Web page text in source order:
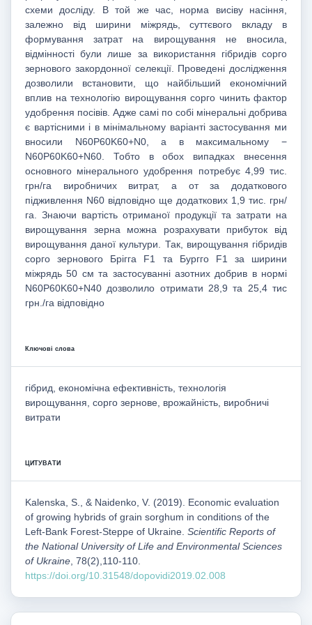
схеми досліду. В той же час, норма висіву насіння,
залежно від ширини міжрядь, суттєвого вкладу в
формування затрат на вирощування не вносила,
відмінності були лише за використання гібридів сорго
зернового закордонної селекції. Проведені дослідження
дозволили встановити, що найбільший економічний
вплив на технологію вирощування сорго чинить фактор
удобрення посівів. Адже самі по собі мінеральні добрива
є вартісними і в мінімальному варіанті застосування ми
вносили N60P60K60+N0, а в максимальному −
N60P60K60+N60. Тобто в обох випадках внесення
основного мінерального удобрення потребує 4,99 тис.
грн/га виробничих витрат, а от за додаткового
підживлення N60 відповідно ще додаткових 1,9 тис. грн/
га. Знаючи вартість отриманої продукції та затрати на
вирощування зерна можна розрахувати прибуток від
вирощування даної культури. Так, вирощування гібридів
сорго зернового Брігга F1 та Бургго F1 за ширини
міжрядь 50 см та застосуванні азотних добрив в нормі
N60P60K60+N40 дозволило отримати 28,9 та 25,4 тис
грн./га відповідно
Ключові слова
гібрид, економічна ефективність, технологія
вирощування, сорго зернове, врожайність, виробничі
витрати
ЦИТУВАТИ
Kalenska, S., & Naidenko, V. (2019). Economic evaluation
of growing hybrids of grain sorghum in conditions of the
Left-Bank Forest-Steppe of Ukraine. Scientific Reports of
the National University of Life and Environmental Sciences
of Ukraine, 78(2),110-110.
https://doi.org/10.31548/dopovidi2019.02.008